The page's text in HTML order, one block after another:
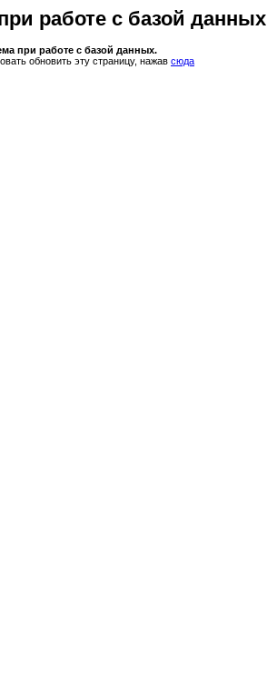
работе с базой данных
при работе с базой данных.
обновить эту страницу, нажав сюда